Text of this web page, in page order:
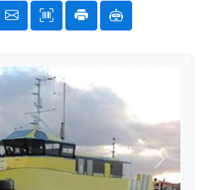
Sonraki